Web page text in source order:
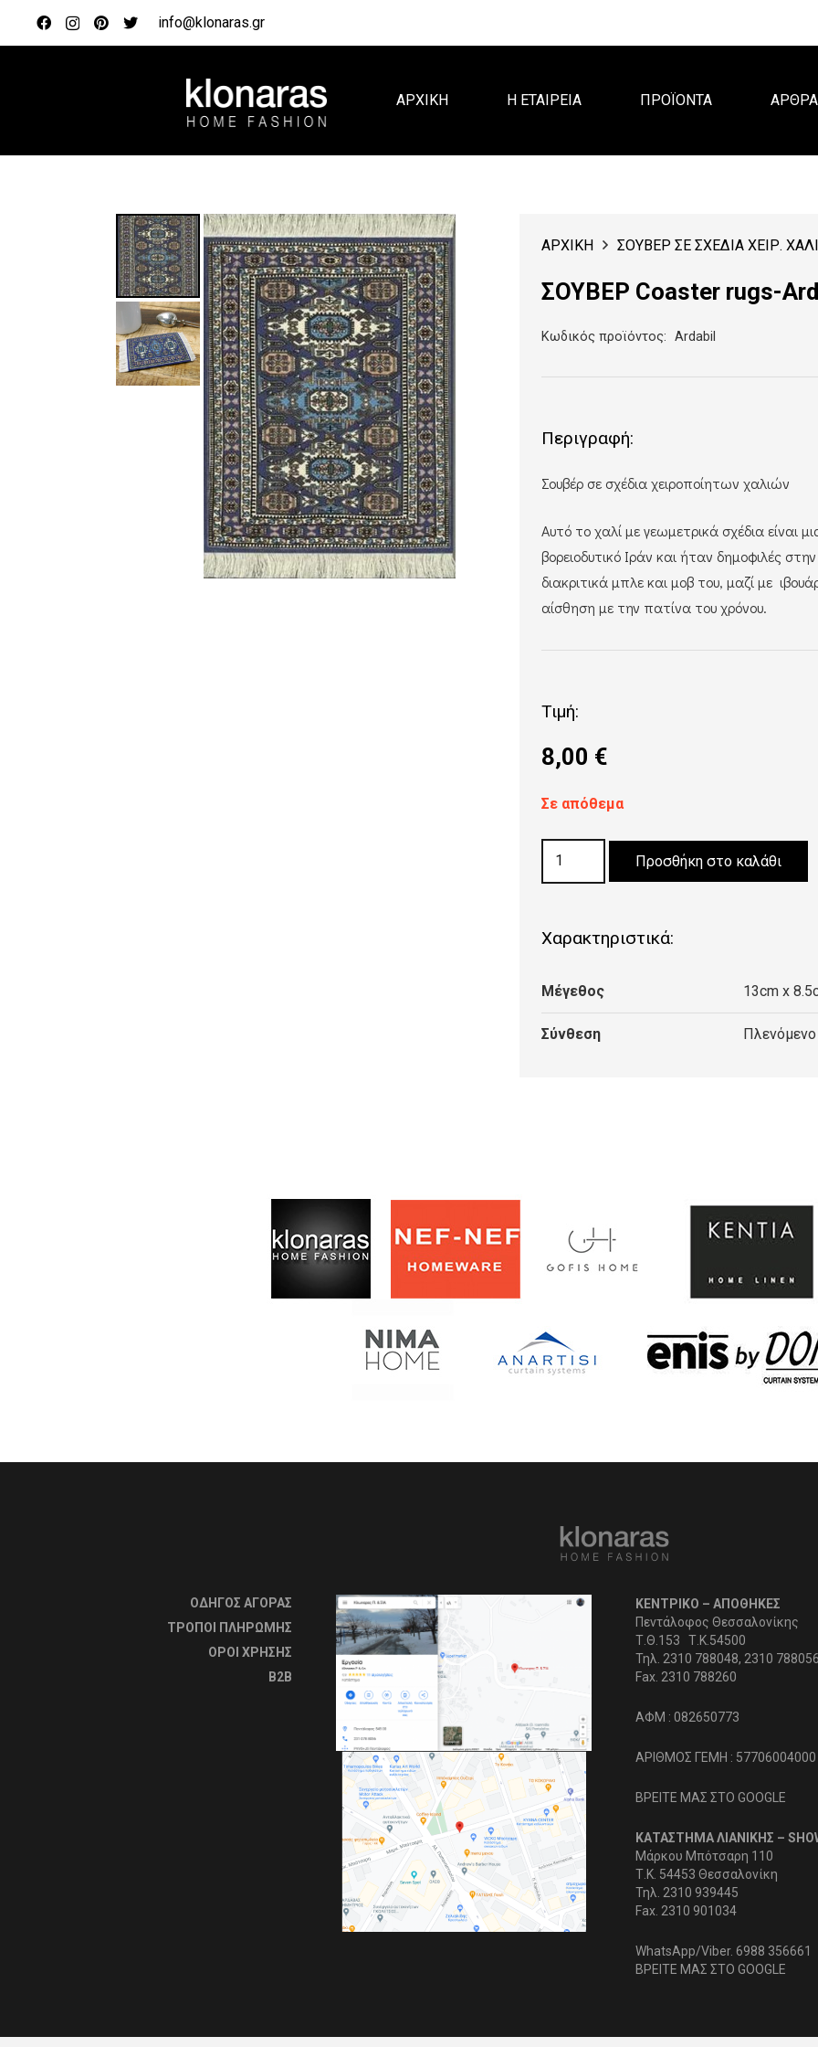
info@klonaras.gr
ΑΡΧΙΚΗ Η ΕΤΑΙΡΕΙΑ ΠΡΟΪΟΝΤΑ ΑΡΘΡΑ
ΑΡΧΙΚΗ ΣΟΥΒΕΡ ΣΕ ΣΧΕΔΙΑ ΧΕΙΡ.
ΣΟΥΒΕΡ Coaster rugs-
Κωδικός προϊόντος: Ardabil
Περιγραφή:
Σουβέρ σε σχέδια χειροποίητων χαλιών
Αυτό το χαλί με γεωμετρικά σχέδια είναι
βορειοδυτικό Ιράν και ήταν δημοφιλές
διακριτικά μπλε και μοβ του, μαζί με
αίσθηση με την πατίνα του χρόνου.
Τιμή:
8,00 €
Σε απόθεμα
ΣΟΥΒΕΡ
ποσότητα
Προσθήκη στο καλάθι
Χαρακτηριστικά:
Μέγεθος 13cm x
Σύνθεση Πλενόμενο
ΟΔΗΓΟΣ ΑΓΟΡΑΣ
ΤΡΟΠΟΙ ΠΛΗΡΩΜΗΣ
OΡΟΙ ΧΡΗΣΗΣ
B2B
ΚΕΝΤΡΙΚΟ – ΑΠΟΘΗΚΕΣ
Πεντάλοφος Θεσσαλονίκης
Τ.Θ.153 Τ.Κ.54500
Τηλ. 2310 788048, 2310
Fax. 2310 788260
ΑΦΜ : 082650773
ΑΡΙΘΜΟΣ ΓΕΜΗ : 57706004000
ΒΡΕΙΤΕ ΜΑΣ ΣΤΟ GOOGLE
ΚΑΤΑΣΤΗΜΑ ΛΙΑΝΙΚΗΣ –
Μάρκου Μπότσαρη 110
Τ.Κ. 54453 Θεσσαλονίκη
Τηλ. 2310 939445
Fax. 2310 901034
WhatsApp/Viber. 6988 356661
ΒΡΕΙΤΕ ΜΑΣ ΣΤΟ GOOGLE